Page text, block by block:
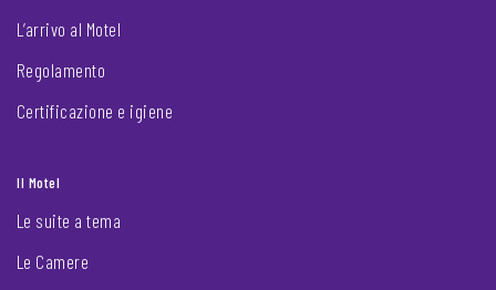
L’arrivo al Motel
Regolamento
Certificazione e igiene
Il Motel
Le suite a tema
Le Camere